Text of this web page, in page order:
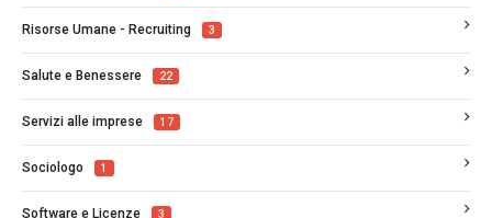
Risorse Umane - Recruiting 3
Salute e Benessere 22
Servizi alle imprese 17
Sociologo 1
Software e Licenze 3